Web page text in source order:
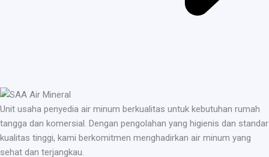
Unit usaha penyedia air minum berkualitas untuk kebutuhan rumah
tangga dan komersial. Dengan pengolahan yang higienis dan standar
kualitas tinggi, kami berkomitmen menghadirkan air minum yang
sehat dan terjangkau.